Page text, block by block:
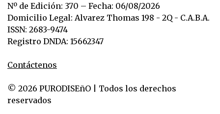
Nº de Edición: 370 – Fecha: 06/08/2026
Domicilio Legal: Alvarez Thomas 198 - 2Q - C.A.B.A.
ISSN: 2683-9474
Registro DNDA: 15662347
Contáctenos
© 2026 PURODISEñO | Todos los derechos
reservados